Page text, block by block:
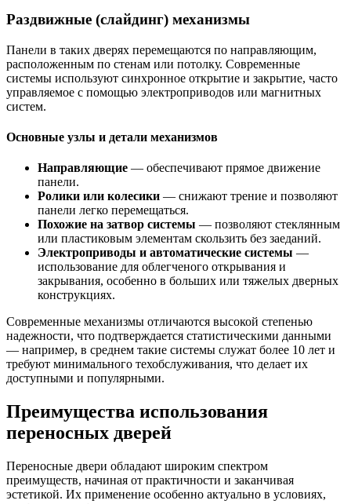
Раздвижные (слайдинг) механизмы
Панели в таких дверях перемещаются по направляющим,
расположенным по стенам или потолку. Современные
системы используют синхронное открытие и закрытие, часто
управляемое с помощью электроприводов или магнитных
систем.
Основные узлы и детали механизмов
Направляющие — обеспечивают прямое движение
панели.
Ролики или колесики — снижают трение и позволяют
панели легко перемещаться.
Похожие на затвор системы — позволяют стеклянным
или пластиковым элементам скользить без заеданий.
Электроприводы и автоматические системы —
использование для облегченого открывания и
закрывания, особенно в больших или тяжелых дверных
конструкциях.
Современные механизмы отличаются высокой степенью
надежности, что подтверждается статистическими данными
— например, в среднем такие системы служат более 10 лет и
требуют минимального техобслуживания, что делает их
доступными и популярными.
Преимущества использования
переносных дверей
Переносные двери обладают широким спектром
преимуществ, начиная от практичности и заканчивая
эстетикой. Их применение особенно актуально в условиях,